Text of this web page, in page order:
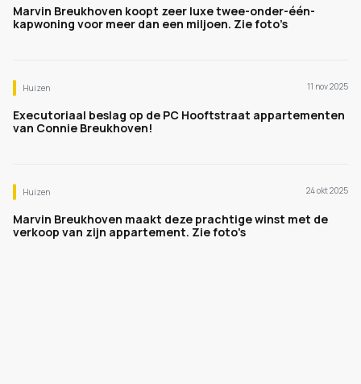
Marvin Breukhoven koopt zeer luxe twee-onder-één-
kapwoning voor meer dan een miljoen. Zie foto’s
Huizen 11 nov 2025
Executoriaal beslag op de PC Hooftstraat appartementen
van Connie Breukhoven!
Huizen 24 okt 2025
Marvin Breukhoven maakt deze prachtige winst met de
verkoop van zijn appartement. Zie foto's